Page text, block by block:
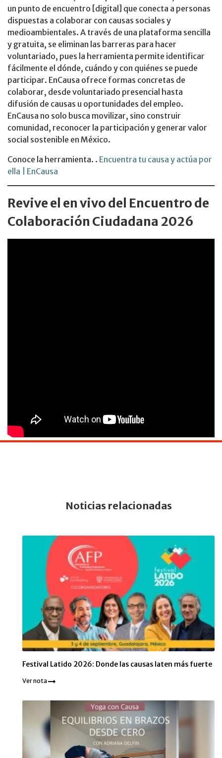
un punto de encuentro [digital] que conecta a personas
dispuestas a colaborar con causas sociales y
medioambientales. A través de una plataforma sencilla
y gratuita, se eliminan las barreras para hacer
voluntariado, pues la herramienta permite identificar
fácilmente el dónde, cuándo y con quiénes se puede
participar. EnCausa ofrece formas concretas de
colaborar, desde voluntariado presencial hasta
difusión de causas u oportunidades del empleo.
EnCausa no solo busca movilizar, sino construir
comunidad, reconocer la participación y generar valor
social sostenible en México.
Conoce la herramienta. . Encuentra tu causa y actúa por
ella | EnCausa
Revive el en vivo del Encuentro de
Colaboración Ciudadana 2026
Noticias relacionadas
Festival Latido 2026: Donde las causas laten más fuerte
Ver nota